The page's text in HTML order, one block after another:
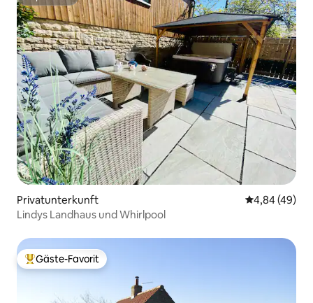
Privatunterkunft
4,84 (49)
Lindys Landhaus und Whirlpool
Beliebter Gäste-Favorit.
Gäste-Favorit